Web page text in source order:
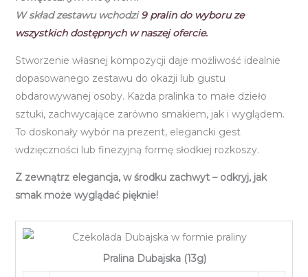
W skład zestawu wchodzi9 pralin do wyboru ze
wszystkich dostępnych w naszej ofercie.
Stworzenie własnej kompozycji daje możliwość idealnie
dopasowanego zestawu do okazji lub gustu
obdarowywanej osoby. Każda pralinka to małe dzieło
sztuki, zachwycające zarówno smakiem, jak i wyglądem.
To doskonały wybór na prezent, elegancki gest
wdzięczności lub finezyjną formę słodkiej rozkoszy.
Z zewnątrz elegancja, w środku zachwyt – odkryj, jak
smak może wyglądać pięknie!
Pralina Dubajska (13g)